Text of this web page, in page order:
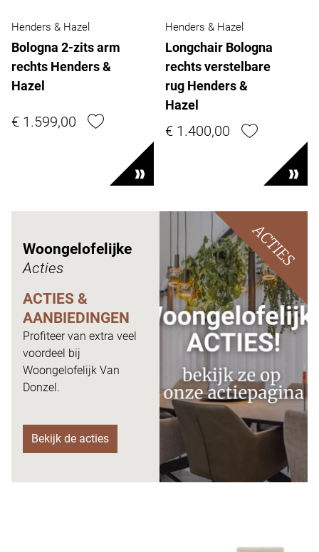
Henders & Hazel
Bologna 2-zits arm
rechts Henders &
Hazel
€ 1.599,00
Henders & Hazel
Longchair Bologna
rechts verstelbare
rug Henders &
Hazel
€ 1.400,00
Woongelofelijke
Acties
ACTIES &
AANBIEDINGEN
Profiteer van extra veel
voordeel bij
Woongelofelijk Van
Donzel.
Bekijk de acties
ACTIES